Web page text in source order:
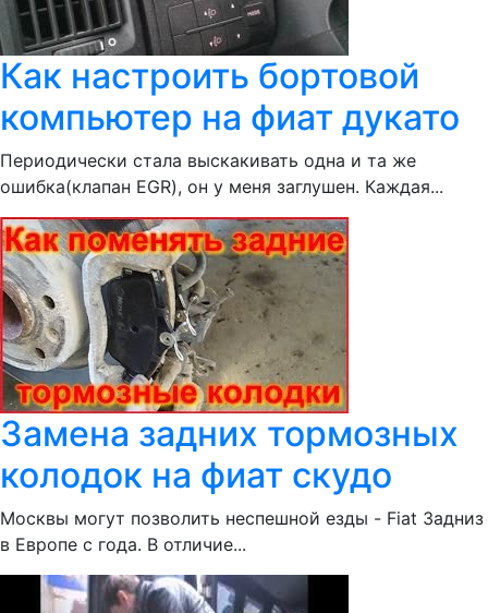
Как настроить бортовой
компьютер на фиат дукато
Периодически стала выскакивать одна и та же
ошибка(клапан EGR), он у меня заглушен. Каждая...
Замена задних тормозных
колодок на фиат скудо
Москвы могут позволить неспешной езды - Fiat Задниз
в Европе с года. В отличие...